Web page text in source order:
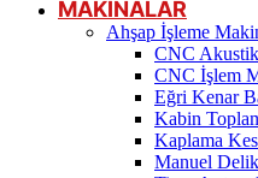
MAKİNALAR
Ahşap İşleme
CNC
CNC İşlem
Eğri Kenar
Kabin
Kaplama
Manuel